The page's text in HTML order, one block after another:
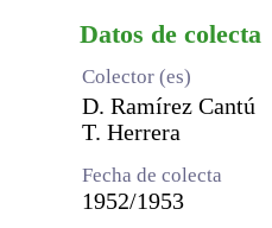
Datos de colecta
Colector (es)
D. Ramírez Cantú
T. Herrera
Fecha de colecta
1952/1953